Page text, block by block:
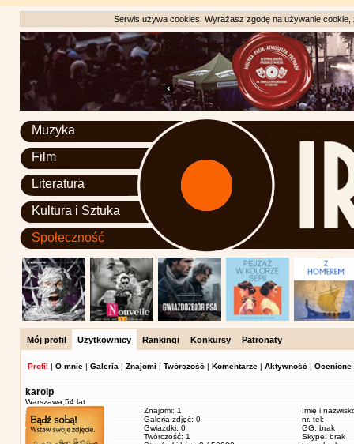
Serwis używa cookies. Wyrażasz zgodę na używanie
Muzyka
Film
Literatura
Kultura i Sztuka
Społeczność
Mój profil Użytkownicy Rankingi Konkursy Patronaty
Profil | O mnie | Galeria | Znajomi | Twórczość | Komentarze | Aktywność | Ocenione
karolp
Warszawa, 54 lat
Znajomi: 1
Galeria zdjęć: 0
Gwiazdki: 0
Twórczość: 1
Imię i
nr. tel:
GG: brak
Skype: brak